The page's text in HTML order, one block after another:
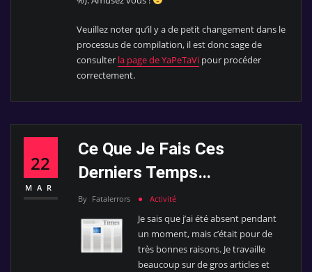
Veuillez noter qu’il y a de petit changement dans le
processus de compilation, il est donc sage de
consulter la page de YaPeTaVi pour procéder
correctement.
22
MAR
Ce Que Je Fais Ces
Derniers Temps…
By Fatalerrors Activité
Je sais que j’ai été absent pendant
un moment, mais c’était pour de
très bonnes raisons. Je travaille
beaucoup sur de gros articles et